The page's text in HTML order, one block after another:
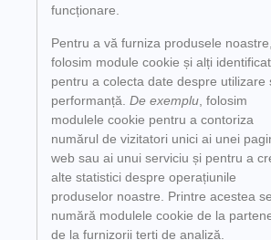
funcționare.
Pentru a vă furniza produsele
folosim module cookie și alți
pentru a colecta date despre utilizare
performanță. De exemplu , folosim
modulele cookie pentru a contoriza
numărul de vizitatori unici ai unei
web sau ai unui serviciu și pentru a
alte statistici despre operațiunile
produselor noastre. Printre acestea
numără modulele cookie de la
de la furnizorii terți de analiză.